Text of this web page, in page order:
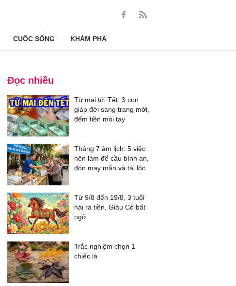
CUỘC SỐNG KHÁM PHÁ
Đọc nhiều
Từ mai tới Tết: 3 con
giáp đời sang trang mới,
đếm tiền mỏi tay
Tháng 7 âm lịch: 5 việc
nên làm để cầu bình an,
đón may mắn và tài lộc
Từ 9/8 đến 19/8, 3 tuổi
hái ra tiền, Giàu Có bất
ngờ
Trắc nghiệm chọn 1
chiếc lá